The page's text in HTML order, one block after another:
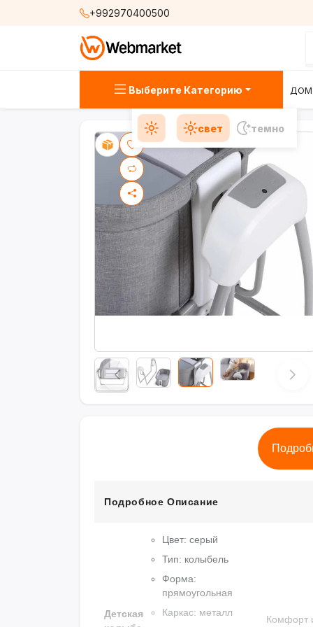
+992970400500
Выберите Категорию ДОМ
свет темно
Подробное Описание
Детская
Цвет: серый
Тип: колыбель
Форма:
прямоугольная
Каркас: металл
Комфорт